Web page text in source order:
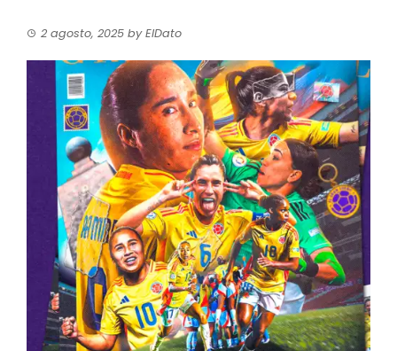
2 agosto, 2025 byElDato